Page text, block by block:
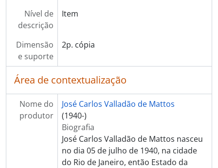
Nível de
descrição
Item
Dimensão
e suporte
2p. cópia
Área de contextualização
Nome do
produtor
José Carlos Valladão de Mattos
(1940-)
Biografia
José Carlos Valladão de Mattos nasceu
no dia 05 de julho de 1940, na cidade
do Rio de Janeiro, então Estado da